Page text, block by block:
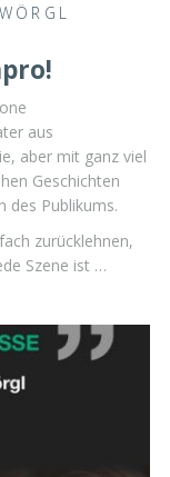
WÖRGL
aus
aber mit ganz viel
Geschichten
des Publikums.
zurücklehnen,
Szene ist …